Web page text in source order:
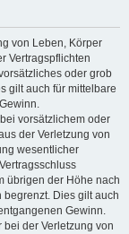
von Leben, Körper
Vertragspflichten
oder grob
gilt auch für mittelbare
vorsätzlichem oder
der Verletzung von
wesentlicher
übrigen der Höhe nach
Dies gilt auch
Gewinn.
der Verletzung von